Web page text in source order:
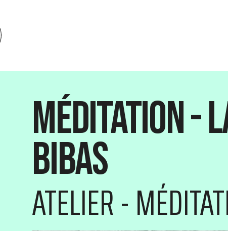
Méditation -
Bibas
ATELIER -